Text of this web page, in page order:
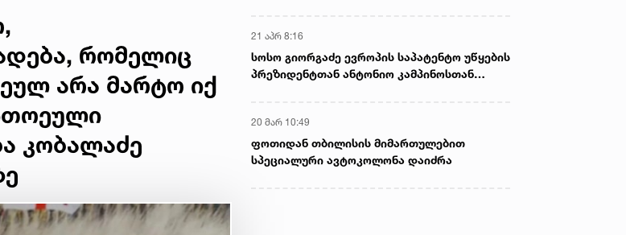
რომელიც
არა მარტო იქ
კობალაძე
21 აპრ 8:16
სოსო გიორგაძე ევროპის საპატენტო უწყების
პრეზიდენტთან ანტონიო კამპინოსთან
20 მარ 10:49
ფოთიდან თბილისის მიმართულებით
სპეციალური ავტოკოლონა დაიძრა